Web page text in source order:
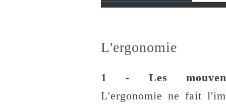
L'ergonomie
1 - Les
L'ergonomie ne fait